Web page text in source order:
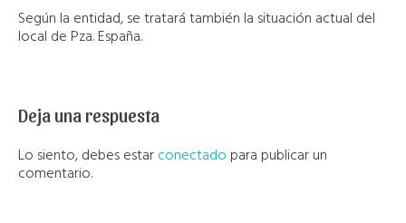
Según la entidad, se tratará también la situación actual del
local de Pza. España.
Deja una respuesta
Lo siento, debes estarconectado para publicar un
comentario.